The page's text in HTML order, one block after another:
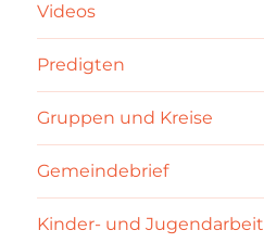
Videos
Predigten
Gruppen und Kreise
Gemeindebrief
Kinder- und Jugendarbeit